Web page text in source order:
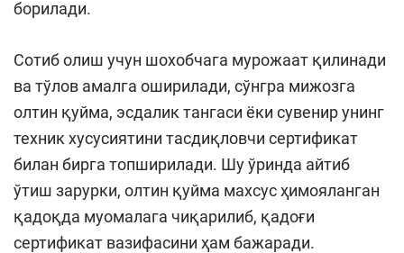
борилади.
Сотиб олиш учун шохобчага мурожаат қилинади
ва тўлов амалга оширилади, сўнгра мижозга
олтин қуйма, эсдалик тангаси ёки сувенир унинг
техник хусусиятини тасдиқловчи сертификат
билан бирга топширилади. Шу ўринда айтиб
ўтиш зарурки, олтин қуйма махсус ҳимояланган
қадоқда муомалага чиқарилиб, қадоғи
сертификат вазифасини ҳам бажаради.